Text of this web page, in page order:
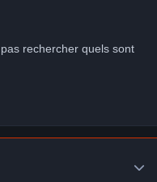
rechercher quels sont